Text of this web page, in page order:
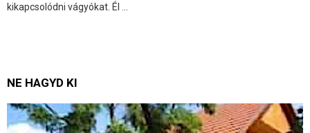
kikapcsolódni vágyókat. Él ...
NE HAGYD KI